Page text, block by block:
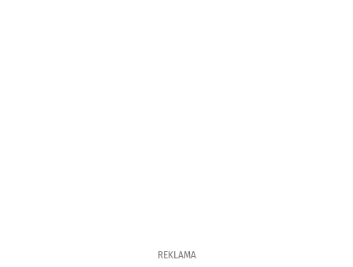
REKLAMA